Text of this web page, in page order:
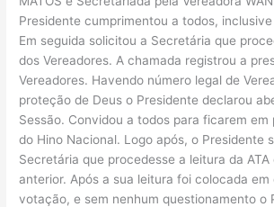
Presidente cumprimentou a todos,
Em seguida solicitou a Secretária que
dos Vereadores. A chamada registrou a
Vereadores. Havendo número legal de
proteção de Deus o Presidente declarou
Sessão. Convidou a todos para ficarem em
do Hino Nacional. Logo após, o Presidente
Secretária que procedesse a leitura da ATA
anterior. Após a sua leitura foi colocada em
votação, e sem nenhum questionamento o